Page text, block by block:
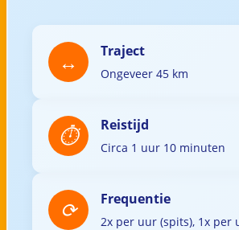
Traject
Ongeveer 45 km
Reistijd
Circa 1 uur 10 minuten
Frequentie
2x per uur (spits), 1x per